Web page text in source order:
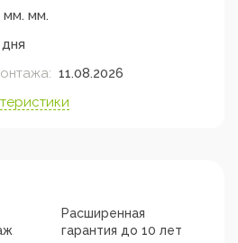
мм. мм.
11.08.2026
Расширенная
гарантия до 10 лет